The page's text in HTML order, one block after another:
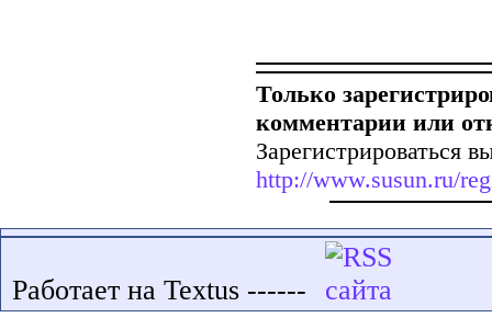
Только
комментарии или
Зарегистрироваться
http://www.susun.ru/
Работает на Textus ------